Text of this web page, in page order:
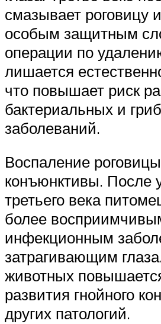
смазывает роговицу
особым защитным
операции по
лишается
что повышает риск
бактериальных и
заболеваний.
Воспаление
конъюнктивы. После
третьего века
более
инфекционным
затрагивающим
животных
развития гнойного
других патологий.